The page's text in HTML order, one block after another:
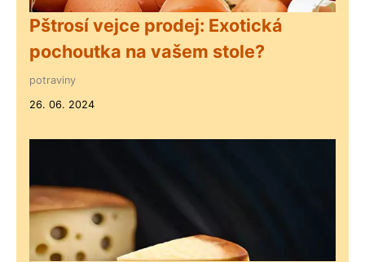
Pštrosí vejce prodej: Exotická
pochoutka na vašem stole?
potraviny
26. 06. 2024